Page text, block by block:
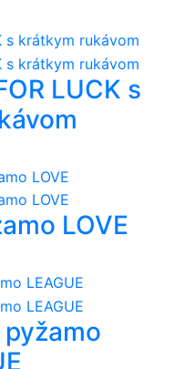
LUCK s
LOVE